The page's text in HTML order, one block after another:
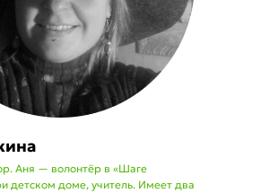
Аня — волонтёр в «Шаге
детском доме, учитель. Имеет два